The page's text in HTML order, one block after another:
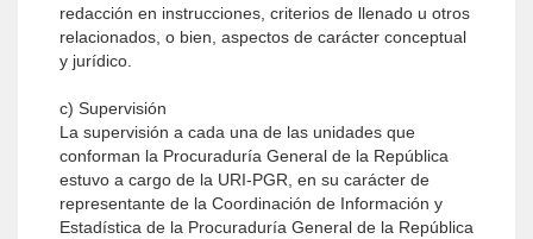
redacción en instrucciones, criterios de llenado u otros
relacionados, o bien, aspectos de carácter conceptual
y jurídico.
c) Supervisión
La supervisión a cada una de las unidades que
conforman la Procuraduría General de la República
estuvo a cargo de la URI-PGR, en su carácter de
representante de la Coordinación de Información y
Estadística de la Procuraduría General de la República